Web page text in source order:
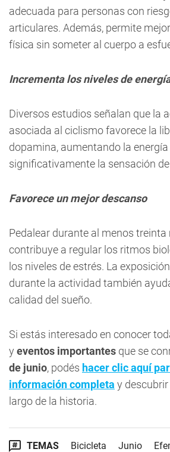
adecuada para personas con
articulares. Además, permite
física sin someter al cuerpo a
Incrementa los niveles de
Diversos estudios señalan que la
asociada al ciclismo favorece la
dopamina, aumentando la
significativamente la sensación
Favorece un mejor descanso
Pedalear durante al menos
contribuye a regular los ritmos
los niveles de estrés. La
durante la actividad también
calidad del sueño.
Si estás interesado en conocer
y eventos importantes que se
de junio, podés hacer clic aquí
información completa y
largo de la historia.
TEMAS Bicicleta Junio